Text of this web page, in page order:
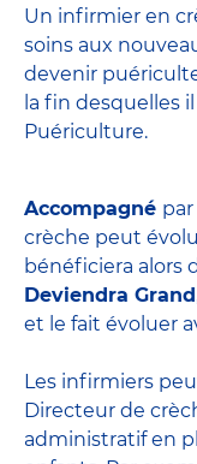
Un infirmier en
soins aux
devenir
la fin desquelles
Puériculture.
Accompagné
crèche peut
bénéficiera alors
Deviendra Grand
et le fait évoluer
Les infirmiers
Directeur de
administratif en